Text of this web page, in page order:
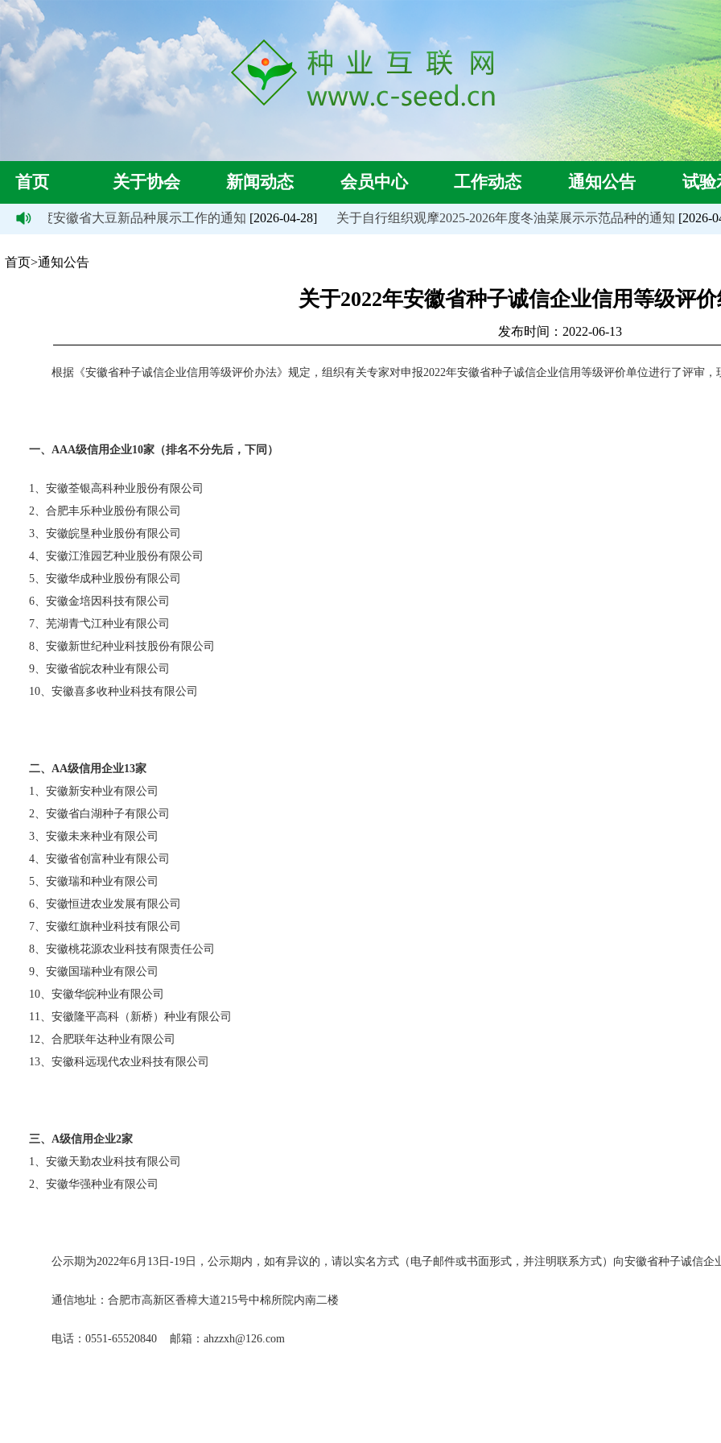
首页 关于协会 新闻动态 会员中心 工作动态 通知公告 试验
年度安徽省大豆新品种展示工作的通知 [2026-04-28] 关于自行组织观摩2025-2026年度冬油菜展示示范品种的通知 [2026-04-
首页>通知公告
关于2022年安徽省种子诚信企业信用等级评
发布时间：2022-06-13
根据《安徽省种子诚信企业信用等级评价办法》规定，组织有关专家对申报2022年安徽省种子诚信企业信用等级评价单位进行了评审，
一、AAA级信用企业10家（排名不分先后，下同）
1、安徽荃银高科种业股份有限公司
2、合肥丰乐种业股份有限公司
3、安徽皖垦种业股份有限公司
4、安徽江淮园艺种业股份有限公司
5、安徽华成种业股份有限公司
6、安徽金培因科技有限公司
7、芜湖青弋江种业有限公司
8、安徽新世纪种业科技股份有限公司
9、安徽省皖农种业有限公司
10、安徽喜多收种业科技有限公司
二、AA级信用企业13家
1、安徽新安种业有限公司
2、安徽省白湖种子有限公司
3、安徽未来种业有限公司
4、安徽省创富种业有限公司
5、安徽瑞和种业有限公司
6、安徽恒进农业发展有限公司
7、安徽红旗种业科技有限公司
8、安徽桃花源农业科技有限责任公司
9、安徽国瑞种业有限公司
10、安徽华皖种业有限公司
11、安徽隆平高科（新桥）种业有限公司
12、合肥联年达种业有限公司
13、安徽科远现代农业科技有限公司
三、A级信用企业2家
1、安徽天勤农业科技有限公司
2、安徽华强种业有限公司
公示期为2022年6月13日-19日，公示期内，如有异议的，请以实名方式（电子邮件或书面形式，并注明联系方式）向安徽省种子诚信企
通信地址：合肥市高新区香樟大道215号中棉所院内南二楼
电话：0551-65520840 邮箱：ahzzxh@126.com